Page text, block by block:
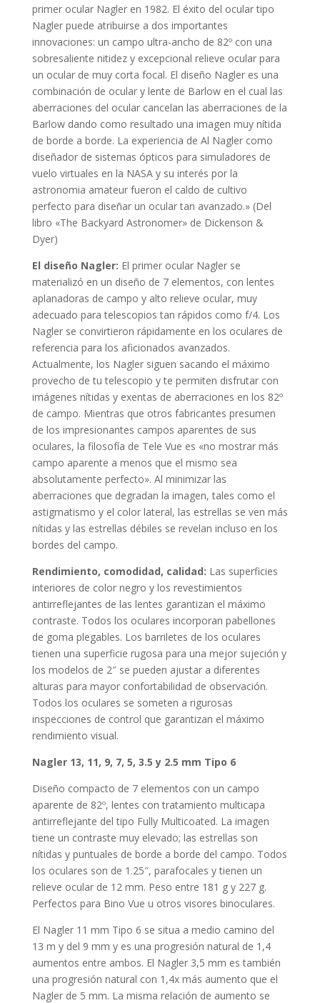
primer ocular Nagler en 1982. El éxito del ocular tipo
Nagler puede atribuirse a dos importantes
innovaciones: un campo ultra-ancho de 82º con una
sobresaliente nitidez y excepcional relieve ocular para
un ocular de muy corta focal. El diseño Nagler es una
combinación de ocular y lente de Barlow en el cual las
aberraciones del ocular cancelan las aberraciones de la
Barlow dando como resultado una imagen muy nítida
de borde a borde. La experiencia de Al Nagler como
diseñador de sistemas ópticos para simuladores de
vuelo virtuales en la NASA y su interés por la
astronomia amateur fueron el caldo de cultivo
perfecto para diseñar un ocular tan avanzado.» (Del
libro «The Backyard Astronomer» de Dickenson &
Dyer)
El diseño Nagler: El primer ocular Nagler se
materializó en un diseño de 7 elementos, con lentes
aplanadoras de campo y alto relieve ocular, muy
adecuado para telescopios tan rápidos como f/4. Los
Nagler se convirtieron rápidamente en los oculares de
referencia para los aficionados avanzados.
Actualmente, los Nagler siguen sacando el máximo
provecho de tu telescopio y te permiten disfrutar con
imágenes nítidas y exentas de aberraciones en los 82º
de campo. Mientras que otros fabricantes presumen
de los impresionantes campos aparentes de sus
oculares, la filosofía de Tele Vue es «no mostrar más
campo aparente a menos que el mismo sea
absolutamente perfecto». Al minimizar las
aberraciones que degradan la imagen, tales como el
astigmatismo y el color lateral, las estrellas se ven más
nítidas y las estrellas débiles se revelan incluso en los
bordes del campo.
Rendimiento, comodidad, calidad: Las superficies
interiores de color negro y los revestimientos
antirreflejantes de las lentes garantizan el máximo
contraste. Todos los oculares incorporan pabellones
de goma plegables. Los barriletes de los oculares
tienen una superficie rugosa para una mejor sujeción y
los modelos de 2″ se pueden ajustar a diferentes
alturas para mayor confortabilidad de observación.
Todos los oculares se someten a rigurosas
inspecciones de control que garantizan el máximo
rendimiento visual.
Nagler 13, 11, 9, 7, 5, 3.5 y 2.5 mm Tipo 6
Diseño compacto de 7 elementos con un campo
aparente de 82º, lentes con tratamiento multicapa
antirreflejante del tipo Fully Multicoated. La imagen
tiene un contraste muy elevado; las estrellas son
nítidas y puntuales de borde a borde del campo. Todos
los oculares son de 1.25″, parafocales y tienen un
relieve ocular de 12 mm. Peso entre 181 g y 227 g.
Perfectos para Bino Vue u otros visores binoculares.
El Nagler 11 mm Tipo 6 se situa a medio camino del
13 m y del 9 mm y es una progresión natural de 1,4
aumentos entre ambos. El Nagler 3,5 mm es también
una progresión natural con 1,4x más aumento que el
Nagler de 5 mm. La misma relación de aumento se